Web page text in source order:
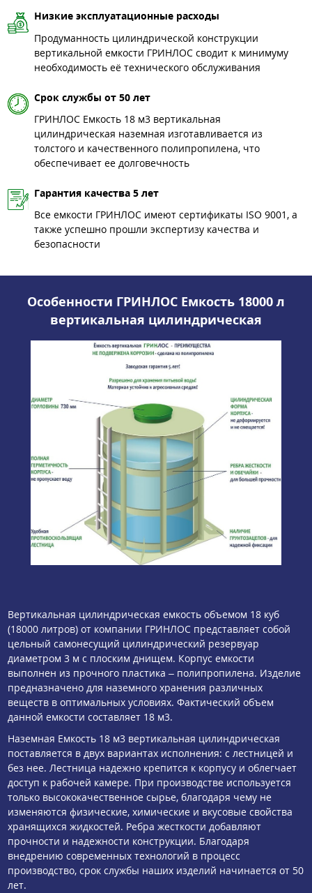
Низкие эксплуатационные расходы
Продуманность цилиндрической конструкции
вертикальной емкости ГРИНЛОС сводит к минимуму
необходимость её технического обслуживания
Срок службы от 50 лет
ГРИНЛОС Емкость 18 м3 вертикальная
цилиндрическая наземная изготавливается из
толстого и качественного полипропилена, что
обеспечивает ее долговечность
Гарантия качества 5 лет
Все емкости ГРИНЛОС имеют сертификаты ISO 9001, а
также успешно прошли экспертизу качества и
безопасности
Особенности ГРИНЛОС Емкость 18000 л
вертикальная цилиндрическая
Вертикальная цилиндрическая емкость объемом 18 куб
(18000 литров) от компании ГРИНЛОС представляет собой
цельный самонесущий цилиндрический резервуар
диаметром 3 м с плоским днищем. Корпус емкости
выполнен из прочного пластика – полипропилена. Изделие
предназначено для наземного хранения различных
веществ в оптимальных условиях. Фактический объем
данной емкости составляет 18 м3.
Наземная Емкость 18 м3 вертикальная цилиндрическая
поставляется в двух вариантах исполнения: с лестницей и
без нее. Лестница надежно крепится к корпусу и облегчает
доступ к рабочей камере. При производстве используется
только высококачественное сырье, благодаря чему не
изменяются физические, химические и вкусовые свойства
хранящихся жидкостей. Ребра жесткости добавляют
прочности и надежности конструкции. Благодаря
внедрению современных технологий в процесс
производство, срок службы наших изделий начинается от 50
лет.